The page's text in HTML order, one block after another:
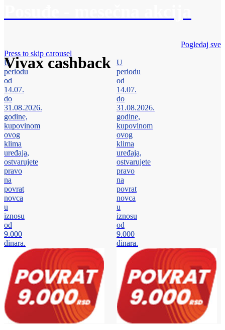
Vivax cashback
Pogledaj sve
Press to skip carousel
U
periodu
od
14.07.
do
31.08.2026.
godine,
kupovinom
ovog
klima
uređaja,
ostvarujete
pravo
na
povrat
novca
u
iznosu
od
9.000
dinara.
U
periodu
od
14.07.
do
31.08.2026.
godine,
kupovinom
ovog
klima
uređaja,
ostvarujete
pravo
na
povrat
novca
u
iznosu
od
9.000
dinara.